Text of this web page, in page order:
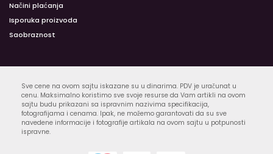
Načini plaćanja
Isporuka proizvoda
Saobraznost
Sve cene na ovom sajtu iskazane su u dinarima. PDV je uračunat u
cenu. Maksimalno koristimo sve svoje resurse da Vam artikli na ovom
sajtu budu prikazani sa ispravnim nazivima specifikacija,
fotografijama i cenama. Ipak, ne možemo garantovati da su sve
navedene informacije i fotografije artikala na ovom sajtu u potpunosti
ispravne.